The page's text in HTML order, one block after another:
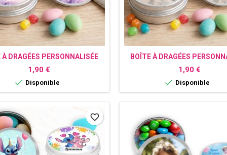
À DRAGÉES PERSONNALISÉE
LAVANDE
Prix
1,90 €
 Disponible
BOÎTE À DRAGÉES
PANNA COTTA
Prix
1,90 €
 Disponible
favorite_border